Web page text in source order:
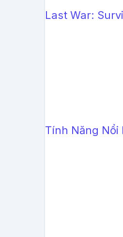
Last War:
Tính Năng Nổi